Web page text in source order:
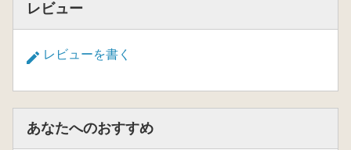
レビュー
レビューを書く
あなたへのおすすめ